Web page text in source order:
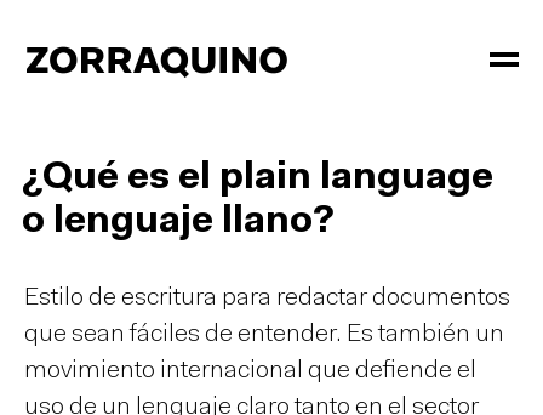
¿Qué es el plain language
o lenguaje llano?
Estilo de escritura para redactar documentos
que sean fáciles de entender. Es también un
movimiento internacional que defiende el
uso de un lenguaje claro tanto en el sector